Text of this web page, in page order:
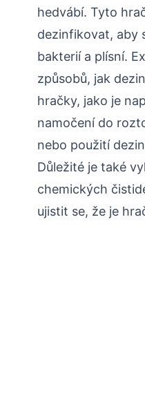
hedvábí. Tyto
dezinfikovat, aby
bakterií a plísní.
způsobů, jak
hračky, jako je
namočení do
nebo použití
Důležité je také
chemických
ujistit se, že je